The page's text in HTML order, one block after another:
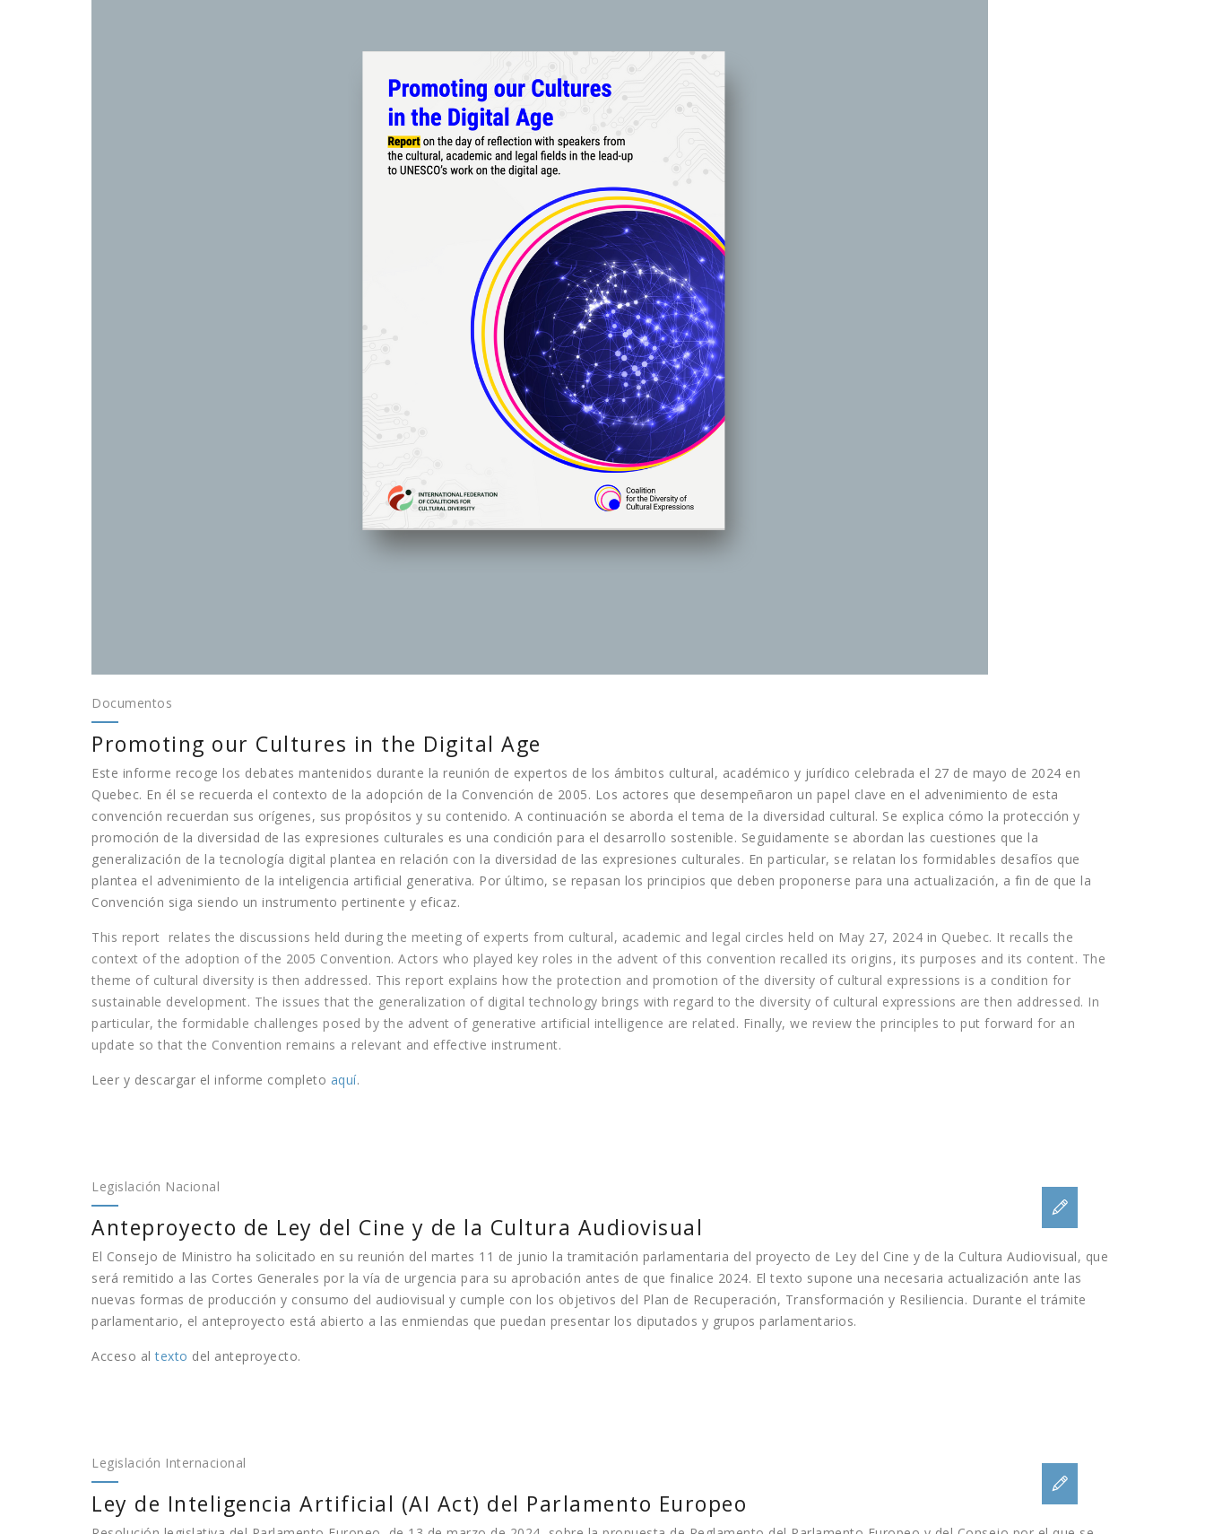
Documentos
Promoting our Cultures in the Digital Age
Este informe recoge los debates mantenidos durante la reunión de expertos de los ámbitos cultural, académico y jurídico celebrada el 27 de mayo de 2024 en
Quebec. En él se recuerda el contexto de la adopción de la Convención de 2005. Los actores que desempeñaron un papel clave en el advenimiento de esta
convención recuerdan sus orígenes, sus propósitos y su contenido. A continuación se aborda el tema de la diversidad cultural. Se explica cómo la protección y
promoción de la diversidad de las expresiones culturales es una condición para el desarrollo sostenible. Seguidamente se abordan las cuestiones que la
generalización de la tecnología digital plantea en relación con la diversidad de las expresiones culturales. En particular, se relatan los formidables desafíos que
plantea el advenimiento de la inteligencia artificial generativa. Por último, se repasan los principios que deben proponerse para una actualización, a fin de que la
Convención siga siendo un instrumento pertinente y eficaz.
This report relates the discussions held during the meeting of experts from cultural, academic and legal circles held on May 27, 2024 in Quebec. It recalls the
context of the adoption of the 2005 Convention. Actors who played key roles in the advent of this convention recalled its origins, its purposes and its content. The
theme of cultural diversity is then addressed. This report explains how the protection and promotion of the diversity of cultural expressions is a condition for
sustainable development. The issues that the generalization of digital technology brings with regard to the diversity of cultural expressions are then addressed. In
particular, the formidable challenges posed by the advent of generative artificial intelligence are related. Finally, we review the principles to put forward for an
update so that the Convention remains a relevant and effective instrument.
Leer y descargar el informe completo aquí.
Legislación Nacional
Anteproyecto de Ley del Cine y de la Cultura Audiovisual
El Consejo de Ministro ha solicitado en su reunión del martes 11 de junio la tramitación parlamentaria del proyecto de Ley del Cine y de la Cultura Audiovisual, que
será remitido a las Cortes Generales por la vía de urgencia para su aprobación antes de que finalice 2024. El texto supone una necesaria actualización ante las
nuevas formas de producción y consumo del audiovisual y cumple con los objetivos del Plan de Recuperación, Transformación y Resiliencia. Durante el trámite
parlamentario, el anteproyecto está abierto a las enmiendas que puedan presentar los diputados y grupos parlamentarios.
Acceso altexto del anteproyecto.
Legislación Internacional
Ley de Inteligencia Artificial (AI Act) del Parlamento Europeo